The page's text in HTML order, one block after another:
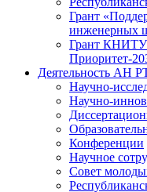
Грант
инженерных
Грант
Приоритет-
Деятельность АН
Научно-
Научно-
Конференции
Научное
Совет